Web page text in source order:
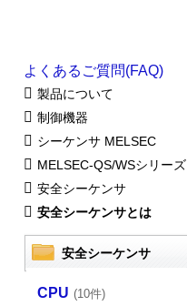
よくあるご質問(FAQ)
製品について
制御機器
シーケンサ MELSEC
MELSEC-QS/WSシリーズ
安全シーケンサ
安全シーケンサとは
安全シーケンサ
CPU (10件)